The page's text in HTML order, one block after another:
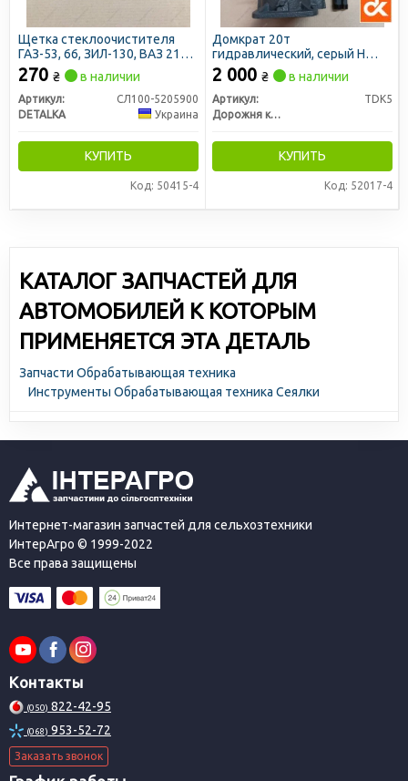
Щетка стеклоочистителя
ГАЗ-53, 66, ЗИЛ-130, ВАЗ 2101
330мм (2 шт)
270 ₴ в наличии
Артикул:
СЛ100-5205900
DETALKA
Украина
КУПИТЬ
Код: 50415-4
Домкрат 20т
гидравлический, серый H
245/455 (ДК)
2 000 ₴ в наличии
Артикул:
TDK5
Дорожня карта
КУПИТЬ
Код: 52017-4
КАТАЛОГ ЗАПЧАСТЕЙ ДЛЯ
АВТОМОБИЛЕЙ К КОТОРЫМ
ПРИМЕНЯЕТСЯ ЭТА ДЕТАЛЬ
Запчасти Обрабатывающая техника
Инструменты Обрабатывающая техника Сеялки
Интернет-магазин запчастей для сельхозтехники
ИнтерАгро © 1999-2022
Все права защищены
Контакты
(050) 822-42-95
(068) 953-52-72
Заказать звонок